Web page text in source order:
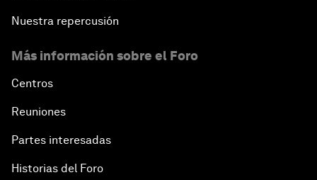
Nuestra repercusión
Más información sobre el Foro
Centros
Reuniones
Partes interesadas
Historias del Foro